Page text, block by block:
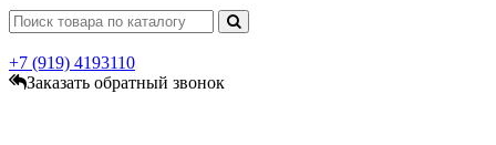
+7 (919) 4193110
Заказать обратный звонок